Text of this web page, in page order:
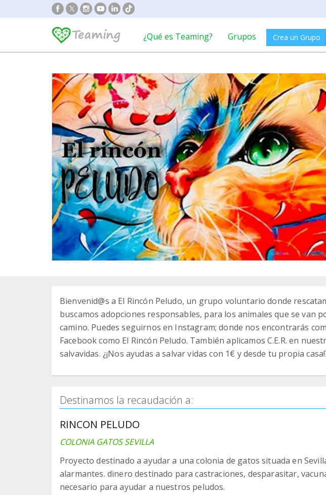
¿Qué es Teaming? Grupos Crea un Grupo
Bienvenid@s a El Rincón Peludo, un grupo voluntario donde
buscamos adopciones responsables, para los animales que se van
camino. Puedes seguirnos en Instagram; donde nos encontrarás
Facebook como El Rincón Peludo. También aplicamos C.E.R. en
salvavidas. ¿¡Nos ayudas a salvar vidas con 1€ y desde tu propia
Destinamos la recaudación a:
RINCON PELUDO
COLONIA GATOS SEVILLA
Proyecto destinado a ayudar a una colonia de gatos situada en
alarmantes. dinero destinado para castraciones, desparasitar,
necesario para ayudar a nuestros peludos.